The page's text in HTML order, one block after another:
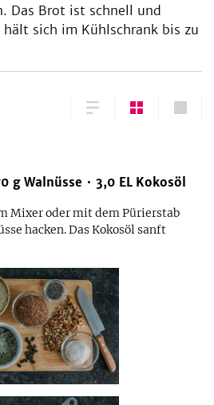
Das Brot ist schnell und
sich im Kühlschrank bis zu
g Walnüsse 3,0 EL Kokosöl
Mixer oder mit dem Pürierstab
hacken. Das Kokosöl sanft